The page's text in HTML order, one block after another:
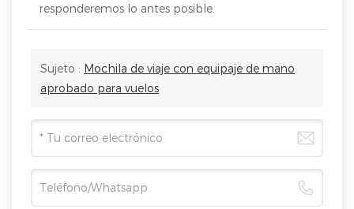
responderemos lo antes posible.
Sujeto : Mochila de viaje con equipaje de mano
aprobado para vuelos